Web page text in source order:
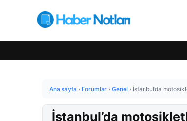
Ana sayfa › Forumlar › Genel › İstanbul’da
İstanbul’da